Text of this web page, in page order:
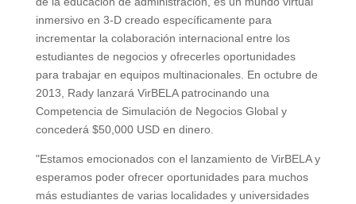
inmersivo en 3-D creado específicamente para
incrementar la colaboración internacional entre los
estudiantes de negocios y ofrecerles oportunidades
para trabajar en equipos multinacionales. En octubre de
2013, Rady lanzará VirBELA patrocinando una
Competencia de Simulación de Negocios Global y
concederá $50,000 USD en dinero.
"Estamos emocionados con el lanzamiento de VirBELA y
esperamos poder ofrecer oportunidades para muchos
más estudiantes de varias localidades y universidades